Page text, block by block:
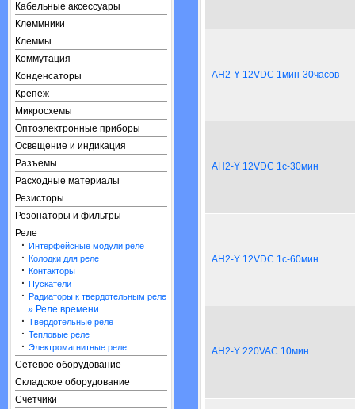
Кабельные аксессуары
Клеммники
Клеммы
Коммутация
Конденсаторы
Крепеж
Микросхемы
Оптоэлектронные приборы
Освещение и индикация
Разъемы
Расходные материалы
Резисторы
Резонаторы и фильтры
Реле
· Интерфейсные модули реле
· Колодки для реле
· Контакторы
· Пускатели
· Радиаторы к твердотельным реле
» Реле времени
· Твердотельные реле
· Тепловые реле
· Электромагнитные реле
Сетевое оборудование
Складское оборудование
Счетчики
AH2-Y 12VDC 1мин-30часов
AH2-Y 12VDC 1с-30мин
AH2-Y 12VDC 1с-60мин
AH2-Y 220VAC 10мин